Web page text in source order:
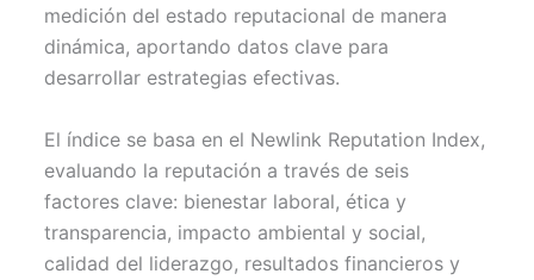
medición del estado reputacional de manera
dinámica, aportando datos clave para
desarrollar estrategias efectivas.
El índice se basa en el Newlink Reputation Index,
evaluando la reputación a través de seis
factores clave: bienestar laboral, ética y
transparencia, impacto ambiental y social,
calidad del liderazgo, resultados financieros y